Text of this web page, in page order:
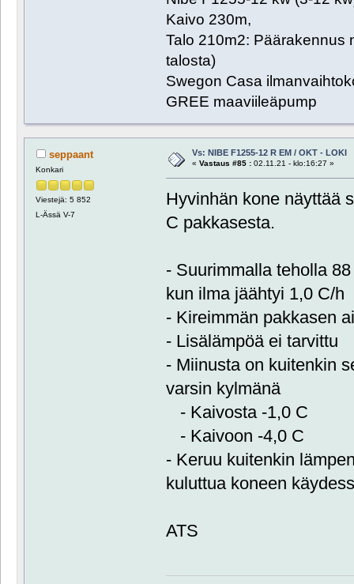
Kaivo 230m,
Talo 210m2: Päärakennus
talosta)
Swegon Casa
GREE maaviileäpump
seppaant
Konkari
Viestejä: 5 852
L-Ässä V-7
Vs: NIBE F1255-12 R EM / OKT - LOKI
« Vastaus #85 :02.11.21 - klo:16:27 »
Hyvinhän kone näyttää
C pakkasesta.
- Suurimmalla teholla
kun ilma jäähtyi 1,0 C/h
- Kireimmän pakkasen
- Lisälämpöä ei tarvittu
- Miinusta on kuitenkin
varsin kylmänä
- Kaivosta -1,0 C
- Kaivoon -4,0 C
- Keruu kuitenkin
kuluttua koneen
ATS